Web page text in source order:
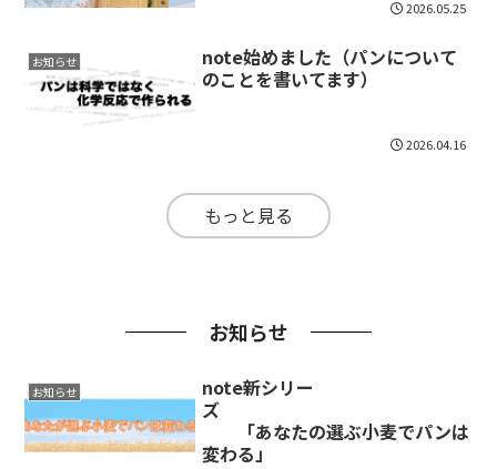
2026.05.25
お知らせ
note始めました（パンについて
のことを書いてます）
2026.04.16
もっと見る
お知らせ
お知らせ
note新シリー
ズ
「あなたの選ぶ小麦でパンは
変わる」